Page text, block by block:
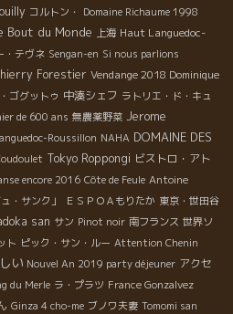
コルトン・
Domaine Richaume 1998
Bout du Monde 上海 Haut Languedoc-
・テヴネ Sengan-en Si nous parlions
Forestier Vendange 2018 Dominique
ゴグットゥ 中湊シェフ ラトリエ・ド・キュ
de 600 ans 無農薬野菜 Jerome
Roussillon NAHA DOMAINE DES
Tokyo Roppongi ビストロ・アト
encore 2016 Côte de Feule Antoine
・サンク」 ＥＳＰＯＡもりたか 東京・世田谷
san サン Pinot noir 南フランス 世界ソ
ト ピック・サン・ルー Attention Chenin
い Nouvel An 2019 party déjeuner アクセ
du Merle ラ・プラツ France Gonzalvez
Ginza 4 cho-me ブノワ夫妻 Tomomi san